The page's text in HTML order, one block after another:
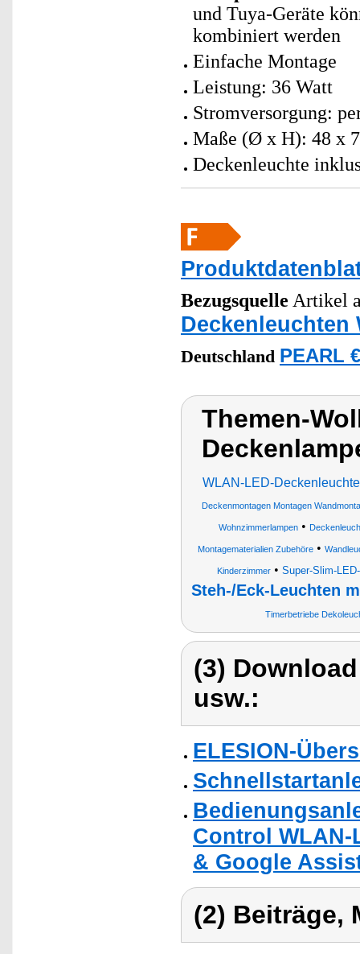
und Tuya-Geräte
kombiniert werden
Einfache Montage
Leistung: 36 Watt
Stromversorgung:
Maße (Ø x H): 48 x
Deckenleuchte
Bezugsquelle Artikel
Deckenleuchten
Deutschland PEARL
Themen-
WLAN-LED-
Deckenmontagen Montagen
Wohnzimmerlampen •
Montagematerialien Zubehöre•
Kinderzimmer• Super-Slim-
Steh-/Eck-Leuchten
Timerbetriebe
(3)
usw.:
ELESION-
Control WLAN-
& Google
(2) Beiträge,